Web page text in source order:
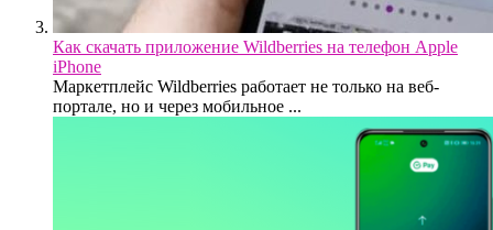
Как скачать приложение Wildberries на телефон Apple
iPhone
Маркетплейс Wildberries работает не только на веб-
портале, но и через мобильное ...